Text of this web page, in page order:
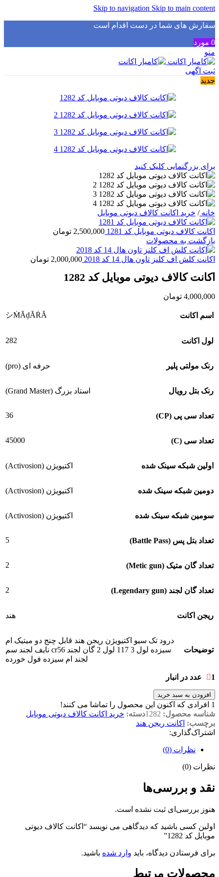
Skip to navigation Skip to main content
سفارش های شما در دست اقدام است✅
0 مورد
منو
ثبت اگهی
جدید
برای بزرگنمایی کلیک کنید
خانه/ خرید اکانت کالاف دیوتی موبایل
اکانت کالاف دیوتی موبایل کد 1281 2,500,000 تومان
بازگشت به محصولات
اکانت کلش اف کلنز تاون هال 14 کد 2018 2,000,000 تومان
اکانت کالاف دیوتی موبایل کد 1282
4,000,000 تومان
اسم اکانت シṀĂḑĂṘĂ
لول اکانت 282
رنک مولتی پلیر حرفه ای (pro)
رنک بتل رویال استاد بزرگ (Grand Master)
تعداد سی پی (CP) 36
تعداد سی (C) 45000
اولین شبکه سینک شده اکتیویژن (Activosion)
دومین شبکه سینک شده اکتیویژن (Activosion)
سومین شبکه سینک شده اکتیویژن (Activosion)
تعداد بتل پس (Battle Pass) 5
تعداد گان متیک (Metic gun) 2
تعداد گان لجند (Legendary gun) 2
ریجن اکانت هند
توضیحات
درود تک سیو اکتیویژن ریجن هند قابل چنج دو میتیک ام
سیزده لول 3 117 لول 2 گان لجند cr56 نایف لجند سم
لجند ام سیزده فول خورده
1 عدد در انبار
افزودن به سبد خرید
1 افرادی که اکنون این محصول را تماشا می کنند!
شناسه محصول: 1282دسته: خرید اکانت کالاف دیوتی موبایل
برچسب: اکانت ریجن هند
اشتراک‌گذاری:
نظرات (0)
نظرات (0)
نقد و بررسی‌ها
هنوز بررسی‌ای ثبت نشده است.
اولین کسی باشید که دیدگاهی می نویسد “اکانت کالاف دیوتی
موبایل کد 1282”
برای فرستادن دیدگاه، باید وارد شده باشید.
محصولات مرتبط